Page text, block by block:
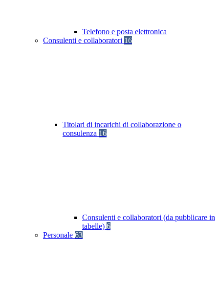
Telefono e posta elettronica
Consulenti e collaboratori 16
Titolari di incarichi di collaborazione o
consulenza 16
Consulenti e collaboratori (da pubblicare in
tabelle) 6
Personale 63